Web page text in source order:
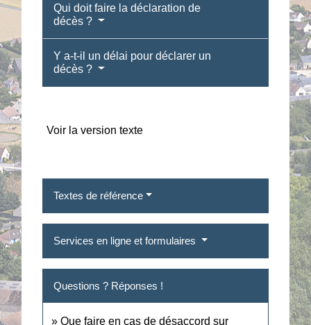
Qui doit faire la déclaration de
décès ?
Y a-t-il un délai pour déclarer un
décès ?
Voir la version texte
Textes de référence
Services en ligne et formulaires
Questions ? Réponses !
Que faire en cas de désaccord sur